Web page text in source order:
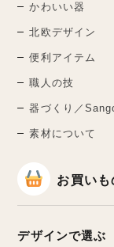
かわいい器
北欧デザイン
便利アイテム
職人の技
器づくり／
素材について
お買いも
デザインで選ぶ